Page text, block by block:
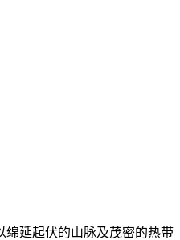
延起伏的山脉及茂密的热带